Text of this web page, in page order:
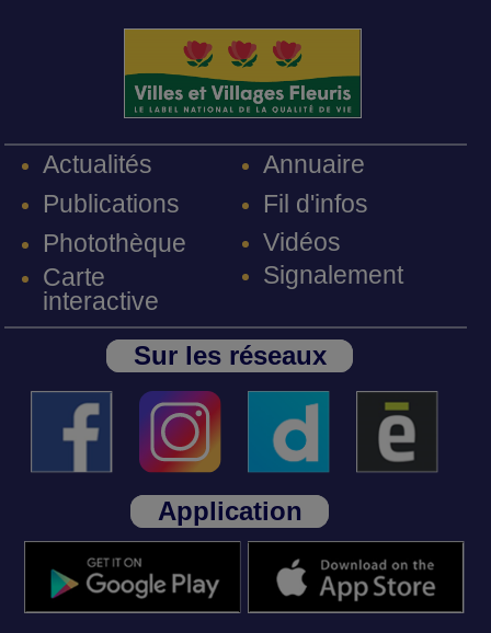
Actualités
Publications
Photothèque
Carte
interactive
Annuaire
Fil d'infos
Vidéos
Signalement
Sur les réseaux
Application